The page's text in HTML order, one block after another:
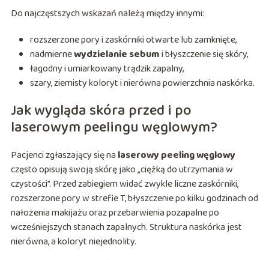
Do najczęstszych wskazań należą między innymi:
rozszerzone pory i zaskórniki otwarte lub zamknięte,
nadmiernewydzielanie sebumi błyszczenie się skóry,
łagodny i umiarkowany trądzik zapalny,
szary, ziemisty koloryt i nierówna powierzchnia naskórka.
Jak wygląda skóra przed i po
laserowym peelingu węglowym?
Pacjenci zgłaszający się na laserowy peeling węglowy
często opisują swoją skórę jako „ciężką do utrzymania w
czystości”. Przed zabiegiem widać zwykle liczne zaskórniki,
rozszerzone pory w strefie T, błyszczenie po kilku godzinach od
nałożenia makijażu oraz przebarwienia pozapalne po
wcześniejszych stanach zapalnych. Struktura naskórka jest
nierówna, a koloryt niejednolity.